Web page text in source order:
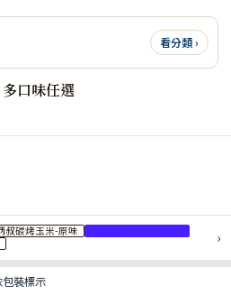
看分類 ›
多口味任選
叔碳烤玉米-原味 ›
裝標示